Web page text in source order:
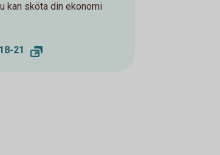
kan sköta din ekonomi
21